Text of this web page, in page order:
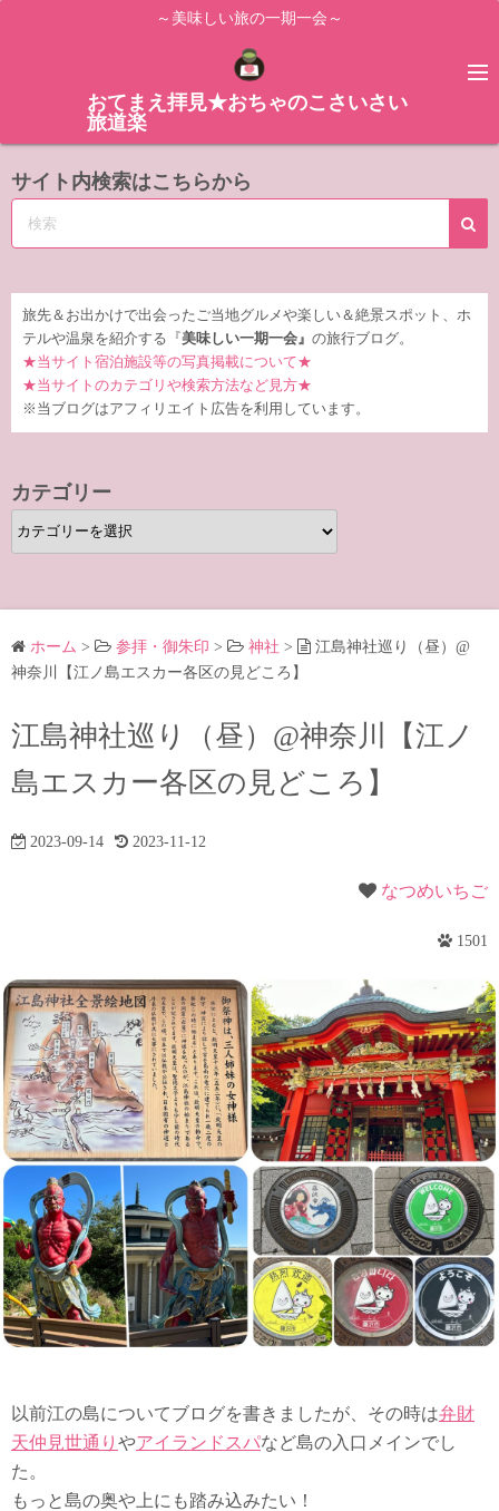
ス
ッ
～美味しい旅の一期一会～
おてまえ拝見★おちゃのこさいさい
旅道楽
サイト内検索はこちらから
旅先＆お出かけで出会ったご当地グルメや楽しい＆絶景スポット、ホ
テルや温泉を紹介する『 美味しい一期一会』 の旅行ブログ。
★当サイト宿泊施設等の写真掲載について★
★当サイトのカテゴリや検索方法など見方★
※当ブログはアフィリエイト広告を利用しています。
カテゴリー
カ
テ
リ
ー ホーム > 参拝・御朱印 > 神社 >
江島神社巡り（昼）@
神奈川【江ノ島エスカー各区の見どころ】
江島神社巡り（昼）@神奈川【江ノ
島エスカー各区の見どころ】
2023-09-14 2023-11-12
なつめいちご
1501
以前江の島についてブログを書きましたが、その時は弁財
天仲見世通り やアイランドスパなど島の入口メインでし
た。
もっと島の奥や上にも踏み込みたい！